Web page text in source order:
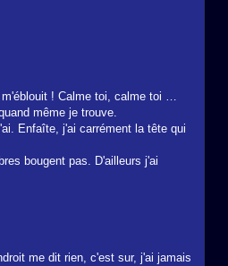
! Calme toi, calme toi …
même je trouve.
Enfaîte, j'ai carrément la tête qui
bougent pas. D'ailleurs j'ai
me dit rien, c'est sur, j'ai jamais